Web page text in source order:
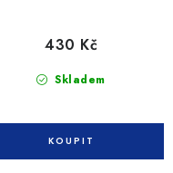
Skladem
430 Kč